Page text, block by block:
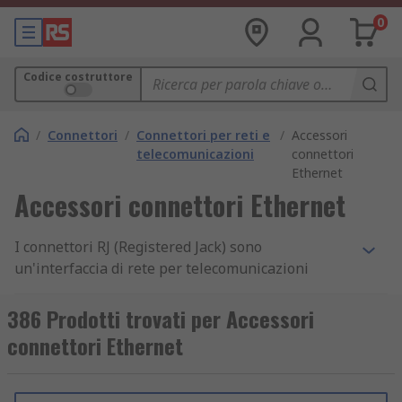
0
Codice costruttore
/ Connettori / Connettori per reti e
telecomunicazioni
/ Accessori
connettori
Ethernet
Accessori connettori Ethernet
I connettori RJ (Registered Jack) sono
un'interfaccia di rete per telecomunicazioni
apparecchiature vocali e dati a un servizio fornito
da una portante di scambio locale o portante a
lunga distanza. Gli accessori per connettori RJ
dai tappi parapolvere alle calotte e alle
386 Prodotti trovati per Accessori
connettori Ethernet